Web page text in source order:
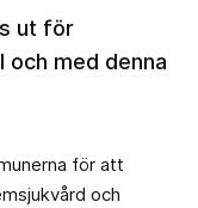
ut för
och med denna
för att
och